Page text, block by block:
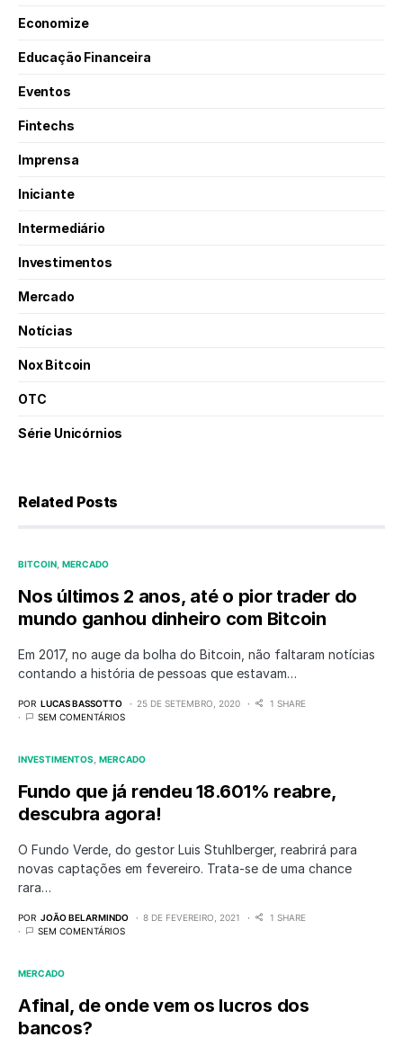
Economize
Educação Financeira
Eventos
Fintechs
Imprensa
Iniciante
Intermediário
Investimentos
Mercado
Notícias
Nox Bitcoin
OTC
Série Unicórnios
Related Posts
BITCOIN MERCADO
Nos últimos 2 anos, até o pior trader do
mundo ganhou dinheiro com Bitcoin
Em 2017, no auge da bolha do Bitcoin, não faltaram notícias
contando a história de pessoas que estavam…
POR LUCAS BASSOTTO 25 DE SETEMBRO, 2020
1 SHARE
SEM COMENTÁRIOS
INVESTIMENTOS MERCADO
Fundo que já rendeu 18.601% reabre,
descubra agora!
O Fundo Verde, do gestor Luis Stuhlberger, reabrirá para
novas captações em fevereiro. Trata-se de uma chance
rara…
POR JOÃO BELARMINDO 8 DE FEVEREIRO, 2021
1 SHARE
SEM COMENTÁRIOS
MERCADO
Afinal, de onde vem os lucros dos
bancos?